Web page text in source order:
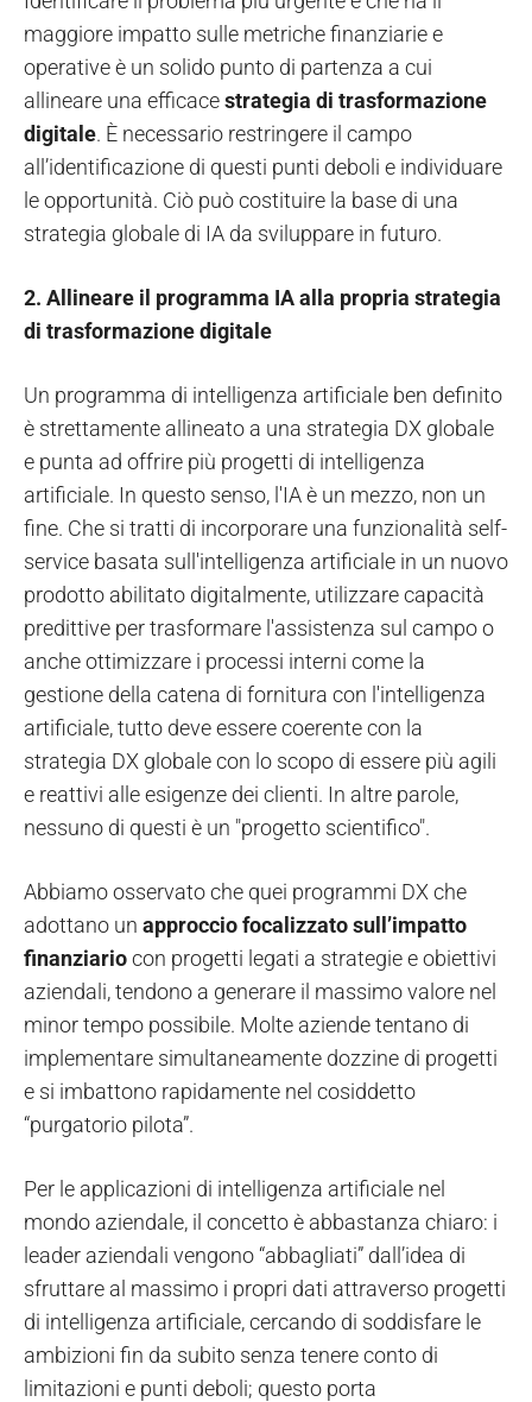
maggiore impatto sulle metriche finanziarie e
operative è un solido punto di partenza a cui
allineare una efficacestrategia di trasformazione
digitale. È necessario restringere il campo
all’identificazione di questi punti deboli e individuare
le opportunità. Ciò può costituire la base di una
strategia globale di IA da sviluppare in futuro.
2. Allineare il programma IA alla propria strategia
di trasformazione digitale
Un programma di intelligenza artificiale ben definito
è strettamente allineato a una strategia DX globale
e punta ad offrire più progetti di intelligenza
artificiale. In questo senso, l'IA è un mezzo, non un
fine. Che si tratti di incorporare una funzionalità self-
service basata sull'intelligenza artificiale in un nuovo
prodotto abilitato digitalmente, utilizzare capacità
predittive per trasformare l'assistenza sul campo o
anche ottimizzare i processi interni come la
gestione della catena di fornitura con l'intelligenza
artificiale, tutto deve essere coerente con la
strategia DX globale con lo scopo di essere più agili
e reattivi alle esigenze dei clienti. In altre parole,
nessuno di questi è un "progetto scientifico".
Abbiamo osservato che quei programmi DX che
adottano un approccio focalizzato sull’impatto
finanziariocon progetti legati a strategie e obiettivi
aziendali, tendono a generare il massimo valore nel
minor tempo possibile. Molte aziende tentano di
implementare simultaneamente dozzine di progetti
e si imbattono rapidamente nel cosiddetto
“purgatorio pilota”.
Per le applicazioni di intelligenza artificiale nel
mondo aziendale, il concetto è abbastanza chiaro: i
leader aziendali vengono “abbagliati” dall’idea di
sfruttare al massimo i propri dati attraverso progetti
di intelligenza artificiale, cercando di soddisfare le
ambizioni fin da subito senza tenere conto di
limitazioni e punti deboli; questo porta